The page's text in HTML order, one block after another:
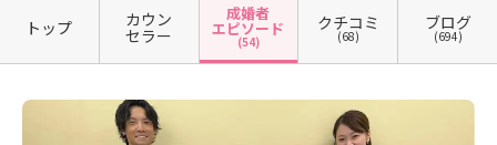
トップ カウン
セラー
成婚者
エピソード
(54)
クチコミ
(68)
ブログ
(694)